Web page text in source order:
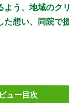
う、地域のク
想い、同院で
ュー目次